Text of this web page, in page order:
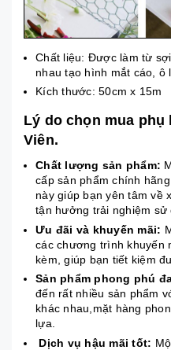
Chất liệu: Được làm từ
nhau tạo hình mắt cáo, ô
Kích thước: 50cm x 15m
Lý do chọn mua phụ
Viên.
Chất lượng sản phẩm:
cấp sản phẩm chính
này giúp bạn yên tâm về
tận hưởng trải nghiệm sử
Ưu đãi và khuyến mãi:
các chương trình khuyến
kèm, giúp bạn tiết kiệm
Sản phẩm phong phú
đến rất nhiều sản phẩm
khác nhau,mặt hàng
lựa.
Dịch vụ hậu mãi tốt: